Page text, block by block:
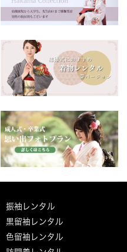
振袖レンタル
黒留袖レンタル
色留袖レンタル